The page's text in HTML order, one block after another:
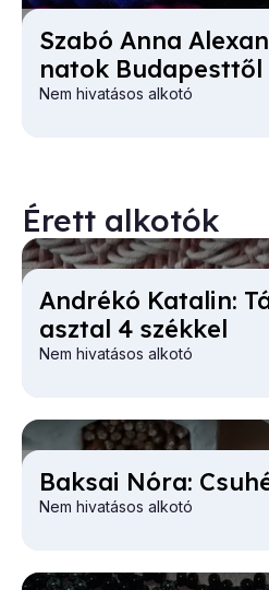
Sza­bó An­na
na­tok Bu­da­pest­től
Nem hivatásos alkotó
Érett alkotók
And­ré­kó Ka­ta­lin:
asz­tal 4 szék­kel
Nem hivatásos alkotó
Bak­sai Nó­ra:
Nem hivatásos alkotó